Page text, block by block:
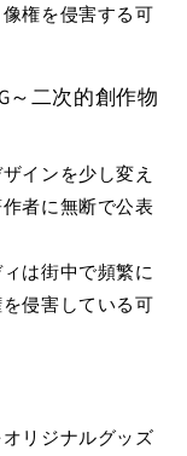
権を侵害する可
～二次的創作物
インを少し変え
者に無断で公表
は街中で頻繁に
侵害している可
リジナルグッズ